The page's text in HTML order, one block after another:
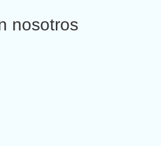
nosotros